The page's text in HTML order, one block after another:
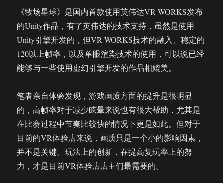
《牧场星球》是国内首款使用英伟达VR WORKS发布
的Unity作品，有了英伟达的技术支持，虽然是使用
Unity引擎开发的，但VR WORKS技术的融入、稳定的
120以上帧率，以及单眼渲染技术的使用，可以说已经
能够与一些使用虚幻引擎开发的作品相媲美。
笔者亲自体验发现，游戏画质方面的提升是很明显
的，高帧率对于减少眩晕来说也有很大帮助，尤其是
在比赛过程中节奏比较快的情况下更是如此。但对于
目前的VR体验店来说，画质只是一个小的影响因素，
并不是关键。玩法上的创新，在提高复玩率上的努
力，才是目前VR体验店店主们最需要的。